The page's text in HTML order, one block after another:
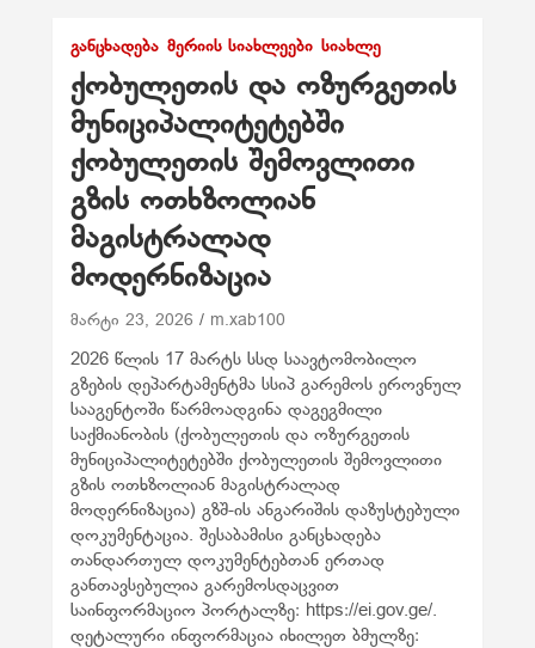
ᲒᲐᲜᲪᲮᲐᲓᲔᲑᲐ ᲛᲔᲠᲘᲘᲡ ᲡᲘᲐᲮᲚᲔᲔᲑᲘ ᲡᲘᲐᲮᲚᲔ
ქობულეთის და ოზურგეთის
მუნიციპალიტეტებში
ქობულეთის შემოვლითი
გზის ოთხზოლიან
მაგისტრალად
მოდერნიზაცია
მარტი 23, 2026 m.xab100
2026 წლის 17 მარტს სსდ საავტომობილო
გზების დეპარტამენტმა სსიპ გარემოს ეროვნულ
სააგენტოში წარმოადგინა დაგეგმილი
საქმიანობის (ქობულეთის და ოზურგეთის
მუნიციპალიტეტებში ქობულეთის შემოვლითი
გზის ოთხზოლიან მაგისტრალად
მოდერნიზაცია) გზშ-ის ანგარიშის დაზუსტებული
დოკუმენტაცია. შესაბამისი განცხადება
თანდართულ დოკუმენტებთან ერთად
განთავსებულია გარემოსდაცვით
საინფორმაციო პორტალზე: https://ei.gov.ge/.
დეტალური ინფორმაცია იხილეთ ბმულზე: